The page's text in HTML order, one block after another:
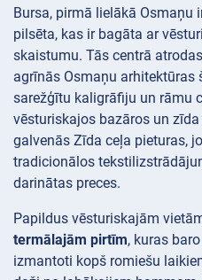
Bursa, pirmā lielākā Osmaņu
pilsēta, kas ir bagāta ar
skaistumu. Tās centrā atrodas
agrīnās Osmaņu arhitektūras
sarežģītu kaligrāfiju un rāmu
vēsturiskajos bazāros un
galvenās Zīda ceļa pieturas,
tradicionālos
darinātas preces.
Papildus vēsturiskajām
termālajām pirtīm, kuras
izmantoti kopš romiešu